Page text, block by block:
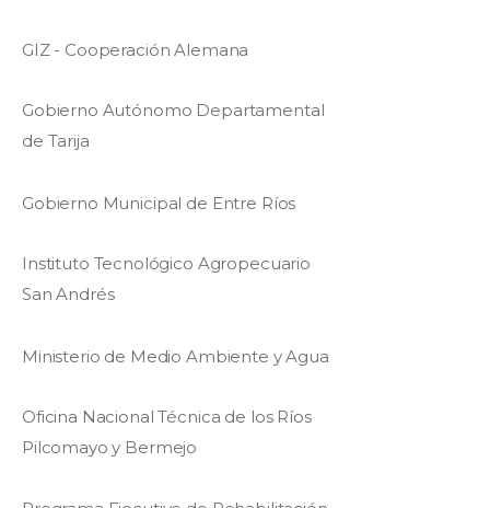
GIZ - Cooperación Alemana
Gobierno Autónomo Departamental
de Tarija
Gobierno Municipal de Entre Ríos
Instituto Tecnológico Agropecuario
San Andrés
Ministerio de Medio Ambiente y Agua
Oficina Nacional Técnica de los Ríos
Pilcomayo y Bermejo